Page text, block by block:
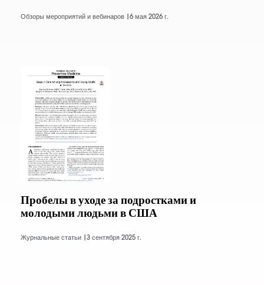
Обзоры мероприятий и вебинаров | 6 мая 2026 г.
Пробелы в уходе за подростками и
молодыми людьми в США
Журнальные статьи | 3 сентября 2025 г.